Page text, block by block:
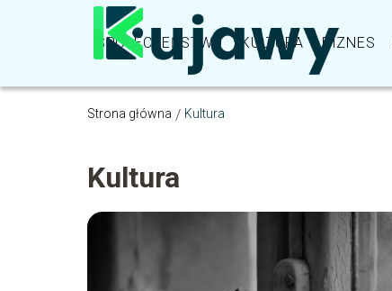
SPOŁECZEŃSTWO KULTURA BIZNES
Strona główna / Kultura
Kultura